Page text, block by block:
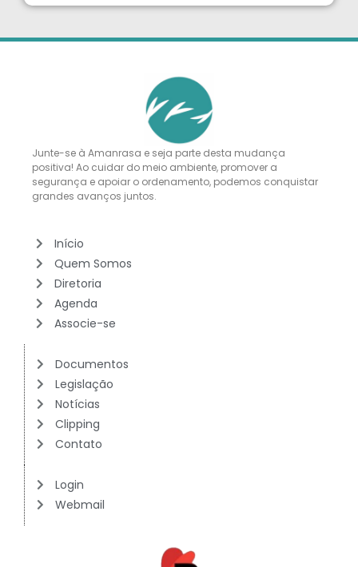
Junte-se à Amanrasa e seja parte desta mudança
positiva! Ao cuidar do meio ambiente, promover a
segurança e apoiar o ordenamento, podemos conquistar
grandes avanços juntos.
Início
Quem Somos
Diretoria
Agenda
Associe-se
Documentos
Legislação
Notícias
Clipping
Contato
Login
Webmail